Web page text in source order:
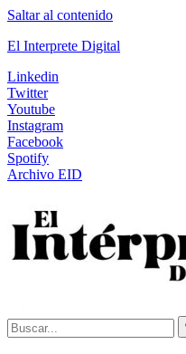
Saltar al contenido
El Interprete Digital
Linkedin
Twitter
Youtube
Instagram
Facebook
Spotify
Archivo EID
Buscar...